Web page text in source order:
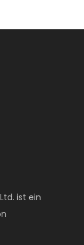
ist ein